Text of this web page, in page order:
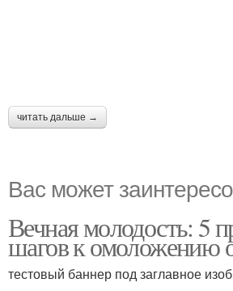
читать дальше →
Вас может
Вечная молодость: 5
шагов к омоложению
тестовый баннер под заглавное